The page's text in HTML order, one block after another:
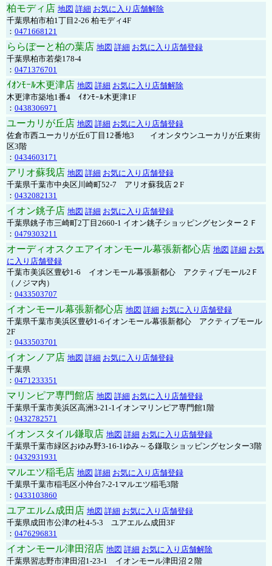
柏モディ店 地図 詳細 お気に入り店舗解除
千葉県柏市柏1丁目2-26 柏モディ4F
： 0471668121
ららぽーと柏の葉店 地図 詳細 お気に入り店舗登録
千葉県柏市若柴178-4
： 0471376701
ｲｵﾝﾓｰﾙ木更津店 地図 詳細 お気に入り店舗解除
木更津市築地1番4 ｲｵﾝﾓｰﾙ木更津1F
： 0438306971
ユーカリが丘店 地図 詳細 お気に入り店舗登録
佐倉市西ユーカリが丘6丁目12番地3 イオンタウンユーカリが丘東街
区3階
： 0434603171
アリオ蘇我店 地図 詳細 お気に入り店舗登録
千葉県千葉市中央区川崎町52-7 アリオ蘇我店２F
： 0432082131
イオン銚子店 地図 詳細 お気に入り店舗登録
千葉県銚子市三崎町2丁目2660-1 イオン銚子ショッピングセンター２Ｆ
： 0479303211
オーディオスクエアイオンモール幕張新都心店 地図 詳細 お気
に入り店舗登録
千葉市美浜区豊砂1-6 イオンモール幕張新都心 アクティブモール2Ｆ
（ノジマ内）
： 0433503707
イオンモール幕張新都心店 地図 詳細 お気に入り店舗登録
千葉県千葉市美浜区豊砂1-6イオンモール幕張新都心 アクティブモール
2F
： 0433503701
イオンノア店 地図 詳細 お気に入り店舗登録
千葉県
： 0471233351
マリンピア専門館店 地図 詳細 お気に入り店舗登録
千葉県千葉市美浜区高洲3-21-1イオンマリンピア専門館1階
： 0432782571
イオンスタイル鎌取店 地図 詳細 お気に入り店舗登録
千葉県千葉市緑区おゆみ野3-16-1ゆみ～る鎌取ショッピングセンター3階
： 0432931931
マルエツ稲毛店 地図 詳細 お気に入り店舗登録
千葉県千葉市稲毛区小仲台7-2-1マルエツ稲毛3階
： 0433103860
ユアエルム成田店 地図 詳細 お気に入り店舗登録
千葉県成田市公津の杜4-5-3 ユアエルム成田3F
： 0476296831
イオンモール津田沼店 地図 詳細 お気に入り店舗解除
千葉県習志野市津田沼1-23-1 イオンモール津田沼２階